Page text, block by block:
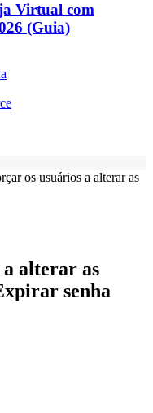
Virtual com
(Guia)
os usuários a alterar as
alterar as
senha